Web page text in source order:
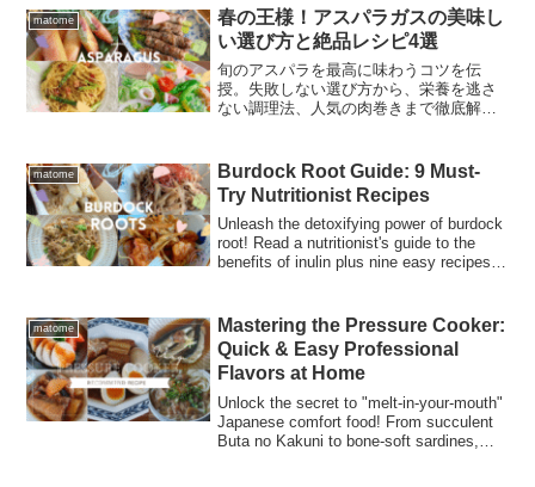
の鉄板焼きなど、食感を楽しむ厳選レシ
ピもご紹介します。
matome
春の王様！アスパラガスの美味し
い選び方と絶品レシピ4選
旬のアスパラを最高に味わうコツを伝
授。失敗しない選び方から、栄養を逃さ
ない調理法、人気の肉巻きまで徹底解
matome
Burdock Root Guide: 9 Must-
Try Nutritionist Recipes
Unleash the detoxifying power of burdock
root! Read a nutritionist's guide to the
benefits of inulin plus nine easy recipes,
matome
Mastering the Pressure Cooker:
Quick & Easy Professional
Flavors at Home
Unlock the secret to "melt-in-your-mouth"
Japanese comfort food! From succulent
Buta no Kakuni to bone-soft sardines,